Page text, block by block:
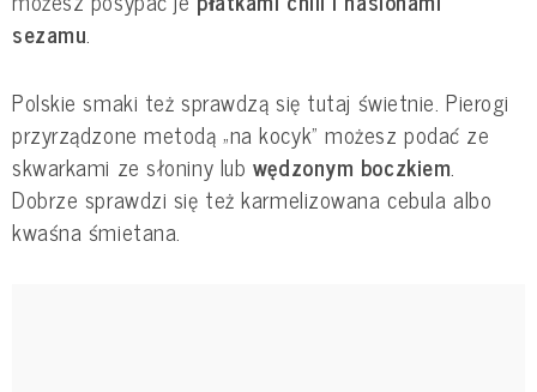
sezamu.
Polskie smaki też sprawdzą się tutaj świetnie. Pierogi
przyrządzone metodą „na kocyk” możesz podać ze
skwarkami ze słoniny lub wędzonym boczkiem.
Dobrze sprawdzi się też karmelizowana cebula albo
kwaśna śmietana.